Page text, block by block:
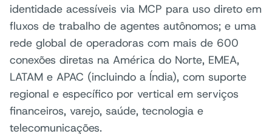
identidade acessíveis via MCP para uso direto em
fluxos de trabalho de agentes autônomos; e uma
rede global de operadoras com mais de 600
conexões diretas na América do Norte, EMEA,
LATAM e APAC (incluindo a Índia), com suporte
regional e específico por vertical em serviços
financeiros, varejo, saúde, tecnologia e
telecomunicações.